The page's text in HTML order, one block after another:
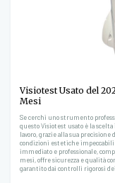
Visiotest Usato del
Mesi
Se cerchi uno strumento
questo Visiotest usato è la
lavoro, grazie alla sua
condizioni estetiche
immediato e professionale,
mesi, offre sicurezza e qualità
garantito dai controlli rigorosi